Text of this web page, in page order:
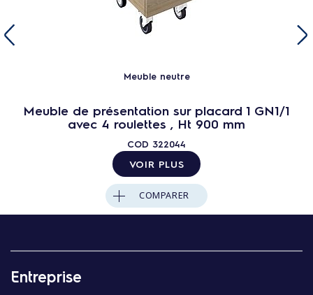
Meuble neutre
Meuble de présentation sur placard 1 GN1/1
avec 4 roulettes , Ht 900 mm
COD 322044
VOIR PLUS
COMPARER
Entreprise